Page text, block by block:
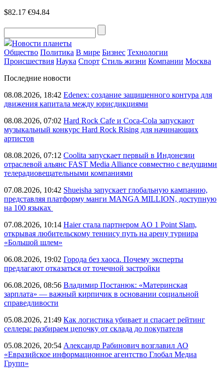
$82.17 €94.84
Новости планеты
Общество Политика В мире Бизнес Технологии
Происшествия Наука Спорт Стиль жизни Компании Москва
Последние новости
08.08.2026, 18:42 Edenex: создание защищенного контура для
движения капитала между юрисдикциями
08.08.2026, 07:02 Hard Rock Cafe и Coca-Cola запускают
музыкальный конкурс Hard Rock Rising для начинающих
артистов
08.08.2026, 07:12 Coolita запускает первый в Индонезии
отраслевой альянс FAST Media Alliance совместно с ведущими
телерадиовещательными компаниями
07.08.2026, 10:42 Shueisha запускает глобальную кампанию,
представляя платформу манги MANGA MILLION, доступную
на 100 языках
07.08.2026, 10:14 Haier стала партнером AO 1 Point Slam,
открывая любительскому теннису путь на арену турнира
«Большой шлем»
06.08.2026, 19:02 Города без хаоса. Почему эксперты
предлагают отказаться от точечной застройки
06.08.2026, 08:56 Владимир Постанюк: «Материнская
зарплата» — важный кирпичик в основании социальной
справедливости
05.08.2026, 21:49 Как логистика убивает и спасает рейтинг
селлера: разбираем цепочку от склада до покупателя
05.08.2026, 20:54 Александр Рабинович возглавил АО
«Евразийское информационное агентство Глобал Медиа
Групп»